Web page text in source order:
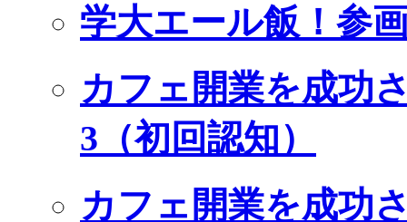
学大エール飯！参
カフェ開業を成功
3（初回認知）
カフェ開業を成功